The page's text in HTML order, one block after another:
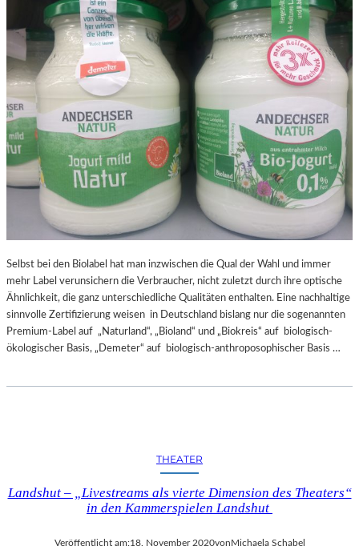
Selbst bei den Biolabel hat man inzwischen die Qual der Wahl und immer
mehr Label verunsichern die Verbraucher, nicht zuletzt durch ihre optische
Ähnlichkeit, die ganz unterschiedliche Qualitäten enthalten. Eine nachhaltige
sinnvolle Zertifizierung weisen in Deutschland bislang nur die sogenannten
Premium-Label auf „Naturland“, „Bioland“ und „Biokreis“ auf biologisch-
ökologischer Basis, „Demeter“ auf biologisch-anthroposophischer Basis …
THEATER
Landshut – „Livestreams als vierte Dimension des Theaters“
in den Kammerspielen Landshut
Veröffentlicht am:18. November 2020von Michaela Schabel